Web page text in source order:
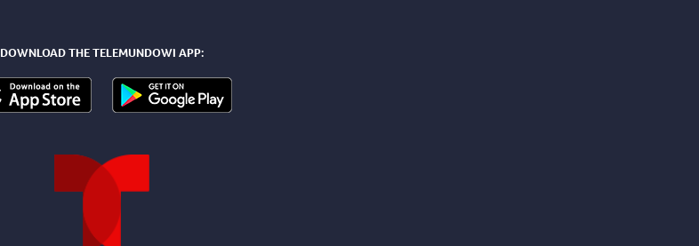
DOWNLOAD THE TELEMUNDOWI APP: